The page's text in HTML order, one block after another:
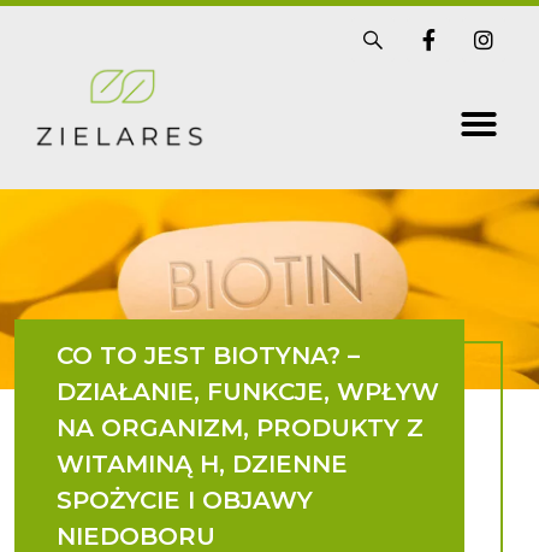
S
i
F
a
f
I
n
a
g
CO TO JEST BIOTYNA? –
DZIAŁANIE, FUNKCJE, WPŁYW
NA ORGANIZM, PRODUKTY Z
WITAMINĄ H, DZIENNE
SPOŻYCIE I OBJAWY
NIEDOBORU